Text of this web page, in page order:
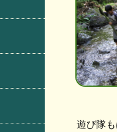
遊び隊